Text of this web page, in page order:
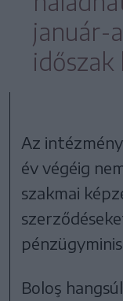
január-
Az
év végéig
szakmai
Boloş